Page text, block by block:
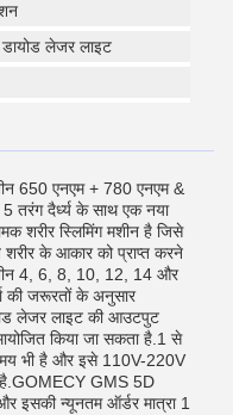
लेजर लाइट
650 एनएम + 780 एनएम &
तरंग दैर्ध्य के साथ एक नया
शरीर स्लिमिंग मशीन है जिसे
के आकार को प्राप्त करने
4, 6, 8, 10, 12, 14 और
की जरूरतों के अनुसार
लेजर लाइट की आउटपुट
किया जा सकता है.1 से
भी है और इसे 110V-220V
है.GOMECY GMS 5D
इसकी न्यूनतम ऑर्डर मात्रा 1